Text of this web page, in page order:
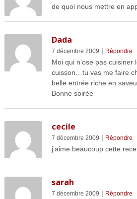
de quoi nous mettre en
Dada
7 décembre 2009 | Répondre
Moi qui n’ose pas cuisiner
cuisson…tu vas me faire
belle entrée riche en
Bonne soirée
cecile
7 décembre 2009 | Répondre
j’aime beaucoup cette
sarah
7 décembre 2009 | Répondre